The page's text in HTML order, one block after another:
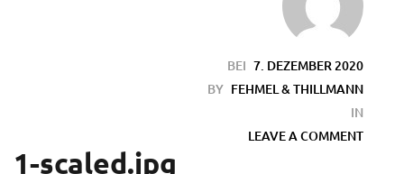
BEI 7. DEZEMBER 2020
BY FEHMEL & THILLMANN
IN
LEAVE A COMMENT
1-scaled.jpg